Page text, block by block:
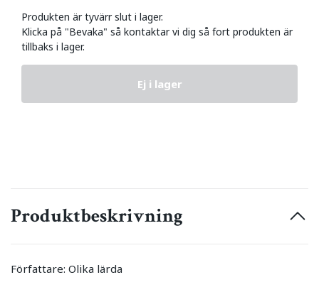
Produkten är tyvärr slut i lager.
Klicka på "Bevaka" så kontaktar vi dig så fort produkten är
tillbaks i lager.
Ej i lager
Produktbeskrivning
Författare: Olika lärda